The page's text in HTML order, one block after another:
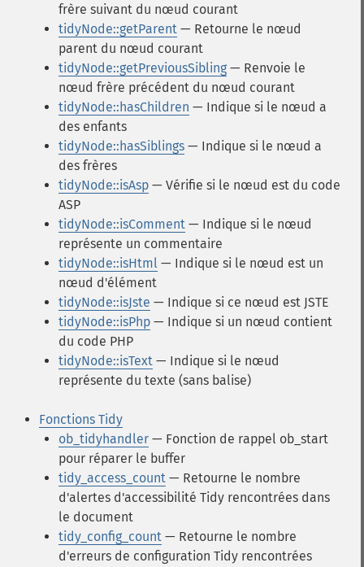
frère suivant du nœud courant
tidyNode::getParent — Retourne le nœud
parent du nœud courant
tidyNode::getPreviousSibling — Renvoie le
nœud frère précédent du nœud courant
tidyNode::hasChildren — Indique si le nœud a
des enfants
tidyNode::hasSiblings — Indique si le nœud a
des frères
tidyNode::isAsp — Vérifie si le nœud est du code
ASP
tidyNode::isComment — Indique si le nœud
représente un commentaire
tidyNode::isHtml — Indique si le nœud est un
nœud d'élément
tidyNode::isJste — Indique si ce nœud est JSTE
tidyNode::isPhp — Indique si un nœud contient
du code PHP
tidyNode::isText — Indique si le nœud
représente du texte (sans balise)
Fonctions Tidy
ob_tidyhandler — Fonction de rappel ob_start
pour réparer le buffer
tidy_access_count — Retourne le nombre
d'alertes d'accessibilité Tidy rencontrées dans
le document
tidy_config_count — Retourne le nombre
d'erreurs de configuration Tidy rencontrées